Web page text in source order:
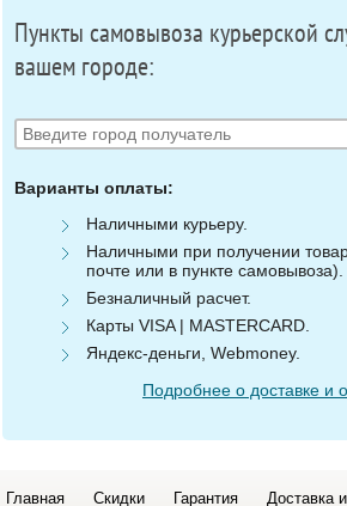
Пункты самовывоза курьерской
вашем городе:
Варианты оплаты:
Наличными курьеру.
Наличными при получении
почте или в пункте самовывоза).
Безналичный расчет.
Карты VISA | MASTERCARD.
Яндекс-деньги, Webmoney.
Подробнее о доставке и
Главная Скидки Гарантия Доставка